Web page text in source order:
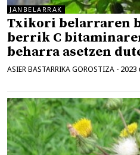
JANBELARRAK
Txikori belarraren
berrik C
beharra asetzen
ASIER BASTARRIKA GOROSTIZA - 2023